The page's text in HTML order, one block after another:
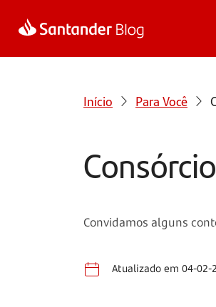
Início Para Você
Convidamos alguns
Atualizado em 04-02-